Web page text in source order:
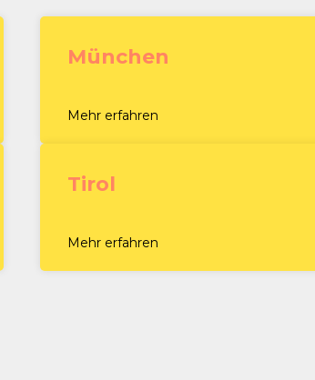
München
Mehr erfahren
Tirol
Mehr erfahren